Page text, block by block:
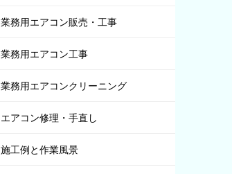
業務用エアコン販売・工事
業務用エアコン工事
業務用エアコンクリーニング
エアコン修理・手直し
施工例と作業風景